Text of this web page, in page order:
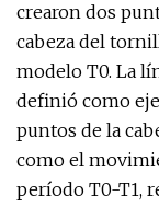
crearon dos
cabeza del
modelo T0. La
definió como
puntos de la
como el
período T0-T1,